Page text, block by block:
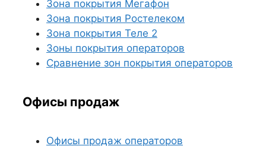
Зона покрытия Мегафон
Зона покрытия Ростелеком
Зона покрытия Теле 2
Зоны покрытия операторов
Сравнение зон покрытия операторов
Офисы продаж
Офисы продаж операторов